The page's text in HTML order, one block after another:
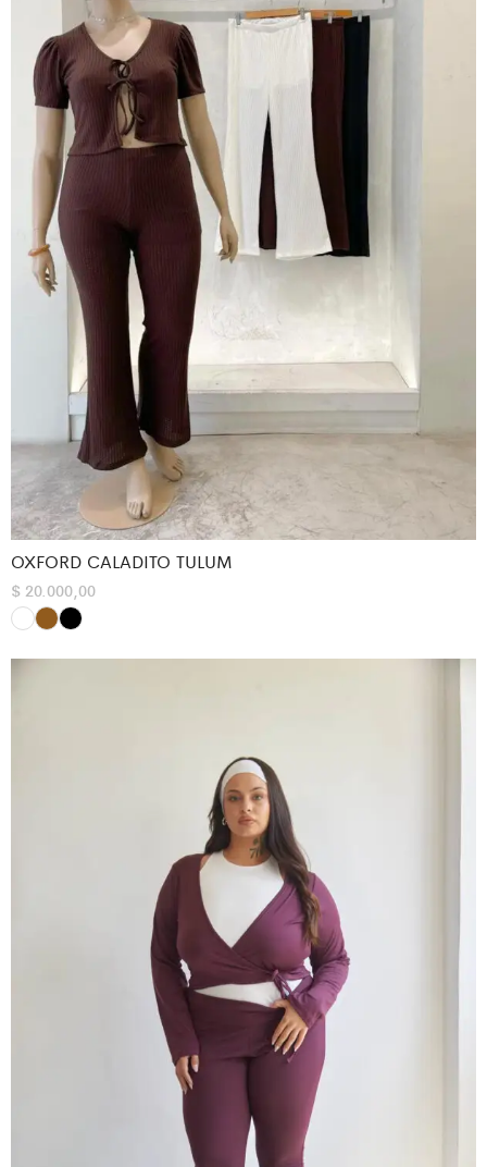
OXFORD CALADITO TULUM
$ 20.000,00